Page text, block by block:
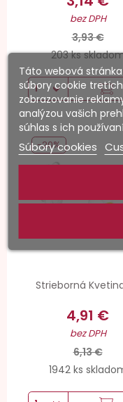
bez DPH
3,93 €
203 ks
Strieborná
4,91 €
bez DPH
6,13 €
1942 ks
-20%
Táto webová
súbory cookie
zobrazovanie
analýzou vašich
súhlas s ich
Súbory cookies